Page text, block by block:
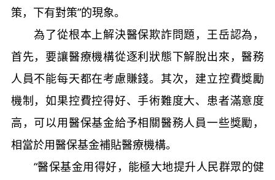
策，下有對策”的現象。
為了從根本上解決醫保欺詐問題，王岳認為，
首先，要讓醫療機構從逐利狀態下解脫出來，醫務
人員不能每天都在考慮賺錢。其次，建立控費獎勵
機制，如果控費控得好、手術難度大、患者滿意度
高，可以用醫保基金給予相關醫務人員一些獎勵，
相當於用醫保基金補貼醫療機構。
“醫保基金用得好，能極大地提升人民群眾的健